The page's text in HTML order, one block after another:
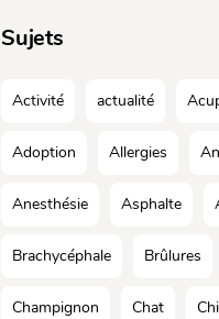
Sujets
Activité actualité
Adoption Allergies
Anesthésie Asphalte
Brachycéphale Brûlures
Champignon Chat